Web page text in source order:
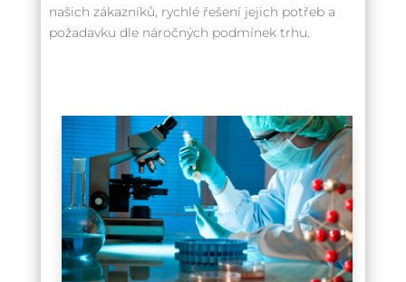
našich zákazníků, rychlé řešení jejich potřeb a
požadavku dle náročných podmínek trhu.